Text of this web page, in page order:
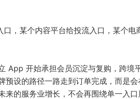
，某个内容平台给投流入口，某个电
App 开始承担会员沉淀与复购，跨境
预设的路径一路走到订单完成，而是会
的服务业增长，不会再围绕单一入口